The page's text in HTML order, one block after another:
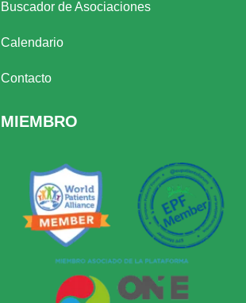
Buscador de Asociaciones
Calendario
Contacto
MIEMBRO